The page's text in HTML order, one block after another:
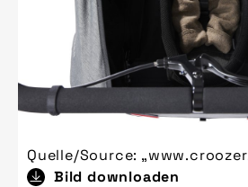
Quelle/Source:
Bild downloaden